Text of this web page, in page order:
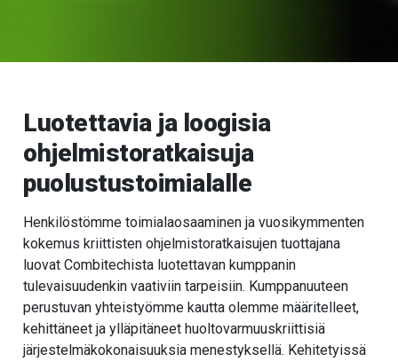
Luotettavia ja loogisia
ohjelmistoratkaisuja
puolustustoimialalle
Henkilöstömme toimialaosaaminen ja vuosikymmenten
kokemus kriittisten ohjelmistoratkaisujen tuottajana
luovat Combitechista luotettavan kumppanin
tulevaisuudenkin vaativiin tarpeisiin. Kumppanuuteen
perustuvan yhteistyömme kautta olemme määritelleet,
kehittäneet ja ylläpitäneet huoltovarmuuskriittisiä
järjestelmäkokonaisuuksia menestyksellä. Kehitetyissä